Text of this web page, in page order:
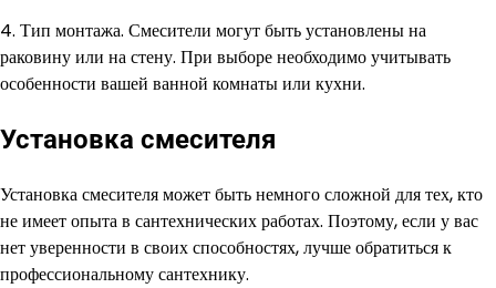
4. Тип монтажа. Смесители могут быть установлены на
раковину или на стену. При выборе необходимо учитывать
особенности вашей ванной комнаты или кухни.
Установка смесителя
Установка смесителя может быть немного сложной для тех, кто
не имеет опыта в сантехнических работах. Поэтому, если у вас
нет уверенности в своих способностях, лучше обратиться к
профессиональному сантехнику.